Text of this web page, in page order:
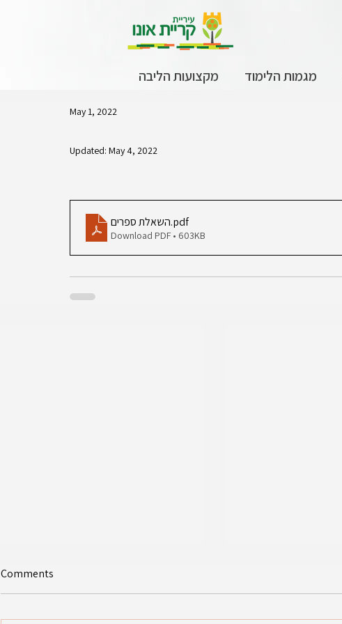
מגמות הלימוד מקצועות הליבה
May 1, 2022
Updated: May 4, 2022
השאלת ספרים.pdf
Download PDF • 603KB
Comments